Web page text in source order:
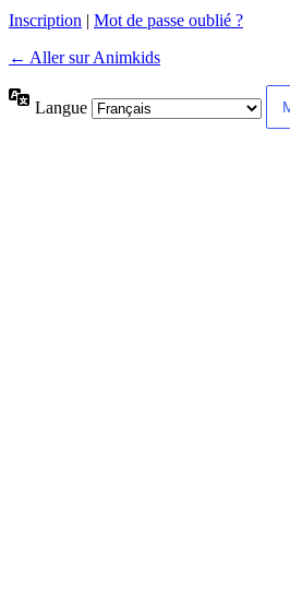
Inscription | Mot de passe oublié ?
← Aller sur Animkids
Langue